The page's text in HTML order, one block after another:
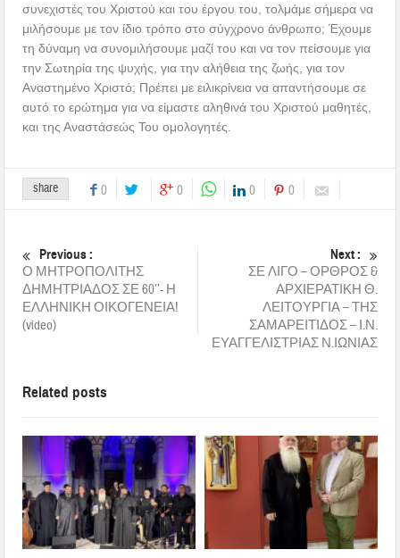
συνεχιστές του Χριστού και του έργου του, τολμάμε σήμερα να
μιλήσουμε με τον ίδιο τρόπο στο σύγχρονο άνθρωπο; Έχουμε
τη δύναμη να συνομιλήσουμε μαζί του και να τον πείσουμε για
την Σωτηρία της ψυχής, για την αλήθεια της ζωής, για τον
Αναστημένο Χριστό; Πρέπει με ειλικρίνεια να απαντήσουμε σε
αυτό το ερώτημα για να είμαστε αληθινά του Χριστού μαθητές,
και της Αναστάσεώς Του ομολογητές.
share 0 0 0 0
Previous :
Ο ΜΗΤΡΟΠΟΛΙΤΗΣ
ΔΗΜΗΤΡΙΑΔΟΣ ΣΕ 60’’- Η
ΕΛΛΗΝΙΚΗ ΟΙΚΟΓΕΝΕΙΑ!
(video)
Next :
ΣΕ ΛΙΓΟ – ΟΡΘΡΟΣ &
ΑΡΧΙΕΡΑΤΙΚΗ Θ.
ΛΕΙΤΟΥΡΓΙΑ – ΤΗΣ
ΣΑΜΑΡΕΙΤΙΔΟΣ – Ι.Ν.
ΕΥΑΓΓΕΛΙΣΤΡΙΑΣ Ν.ΙΩΝΙΑΣ
Related posts